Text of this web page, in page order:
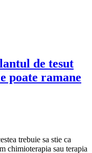
de tesut
poate ramane
trebuie sa stie ca
chimioterapia sau terapia